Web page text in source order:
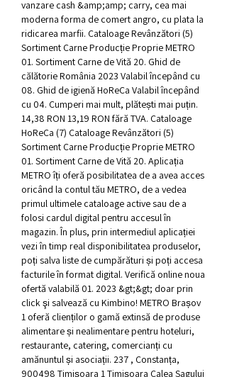
vanzare cash &amp;amp; carry, cea mai
moderna forma de comert angro, cu plata la
ridicarea marfii. Cataloage Revânzători (5)
Sortiment Carne Producție Proprie METRO
01. Sortiment Carne de Vită 20. Ghid de
călătorie România 2023 Valabil începând cu
08. Ghid de igienă HoReCa Valabil începând
cu 04. Cumperi mai mult, plătești mai puțin.
14,38 RON 13,19 RON fără TVA. Cataloage
HoReCa (7) Cataloage Revânzători (5)
Sortiment Carne Producție Proprie METRO
01. Sortiment Carne de Vită 20. Aplicația
METRO îți oferă posibilitatea de a avea acces
oricând la contul tău METRO, de a vedea
primul ultimele cataloage active sau de a
folosi cardul digital pentru accesul în
magazin. În plus, prin intermediul aplicației
vezi în timp real disponibilitatea produselor,
poți salva liste de cumpărături și poți accesa
facturile în format digital. Verifică online noua
ofertă valabilă 01. 2023 &gt;&gt; doar prin
click şi salvează cu Kimbino! METRO Brașov
1 oferă clienților o gamă extinsă de produse
alimentare și nealimentare pentru hoteluri,
restaurante, catering, comercianți cu
amănuntul și asociații. 237 , Constanța,
900498 Timișoara 1 Timișoara Calea Sagului